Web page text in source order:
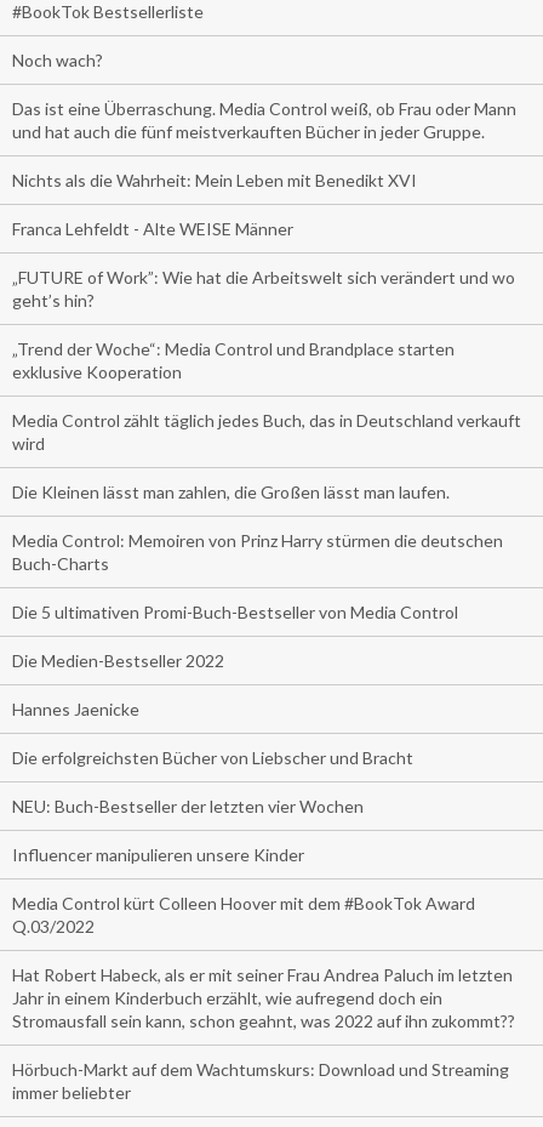
#BookTok Bestsellerliste
Noch wach?
Das ist eine Überraschung. Media Control weiß, ob Frau oder Mann
und hat auch die fünf meistverkauften Bücher in jeder Gruppe.
Nichts als die Wahrheit: Mein Leben mit Benedikt XVI
Franca Lehfeldt - Alte WEISE Männer
„FUTURE of Work”: Wie hat die Arbeitswelt sich verändert und wo
geht’s hin?
„Trend der Woche“: Media Control und Brandplace starten
exklusive Kooperation
Media Control zählt täglich jedes Buch, das in Deutschland verkauft
wird
Die Kleinen lässt man zahlen, die Großen lässt man laufen.
Media Control: Memoiren von Prinz Harry stürmen die deutschen
Buch-Charts
Die 5 ultimativen Promi-Buch-Bestseller von Media Control
Die Medien-Bestseller 2022
Hannes Jaenicke
Die erfolgreichsten Bücher von Liebscher und Bracht
NEU: Buch-Bestseller der letzten vier Wochen
Influencer manipulieren unsere Kinder
Media Control kürt Colleen Hoover mit dem #BookTok Award
Q.03/2022
Hat Robert Habeck, als er mit seiner Frau Andrea Paluch im letzten
Jahr in einem Kinderbuch erzählt, wie aufregend doch ein
Stromausfall sein kann, schon geahnt, was 2022 auf ihn zukommt??
Hörbuch-Markt auf dem Wachtumskurs: Download und Streaming
immer beliebter